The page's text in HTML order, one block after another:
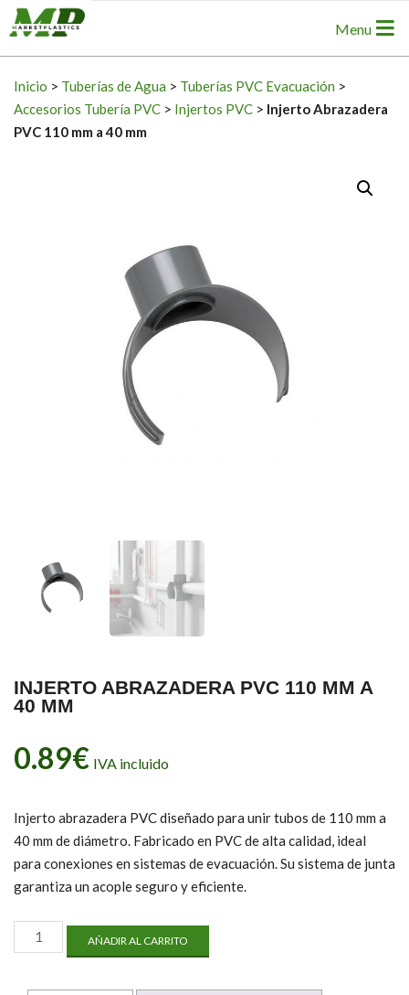
Skip
to
content
Primary
Navigation
Menu
Menu
Inicio > Tuberías de Agua > Tuberías PVC Evacuación >
Accesorios Tubería PVC > Injertos PVC > Injerto Abrazadera
PVC 110 mm a 40 mm
INJERTO ABRAZADERA PVC 110 MM A
40 MM
0.89€ IVA incluido
Injerto abrazadera PVC diseñado para unir tubos de 110 mm a
40 mm de diámetro. Fabricado en PVC de alta calidad, ideal
para conexiones en sistemas de evacuación. Su sistema de junta
garantiza un acople seguro y eficiente.
Injerto
Abrazadera
110
AÑADIR AL CARRITO